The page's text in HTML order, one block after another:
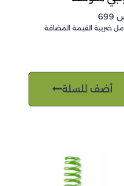
ضريبة القيمة المضافة
أضف للسلة